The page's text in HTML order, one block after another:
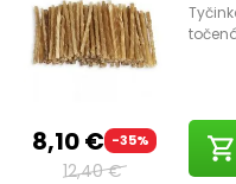
8,10 € -35%
12,40 €
shopping_cart